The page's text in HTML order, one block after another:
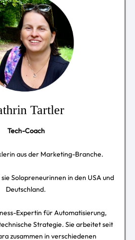
Tartler
Tech-Coach
aus der Marketing-Branche.
Solopreneurinnen in den USA und
Deutschland.
Expertin für Automatisierung,
Strategie. Sie arbeitet seit
zusammen in verschiedenen